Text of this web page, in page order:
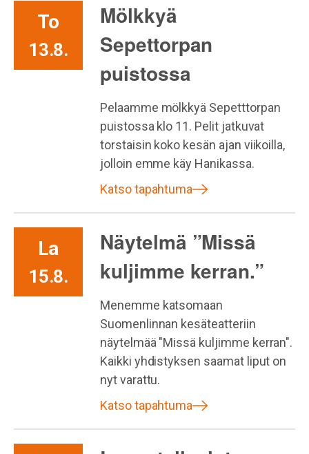
To
13.8.
Mölkkyä
Sepettorpan
puistossa
Pelaamme mölkkyä Sepetttorpan
puistossa klo 11. Pelit jatkuvat
torstaisin koko kesän ajan viikoilla,
jolloin emme käy Hanikassa.
Katso tapahtuma
La
15.8.
Näytelmä ”Missä
kuljimme kerran.”
Menemme katsomaan
Suomenlinnan kesäteatteriin
näytelmää "Missä kuljimme kerran".
Kaikki yhdistyksen saamat liput on
nyt varattu.
Katso tapahtuma